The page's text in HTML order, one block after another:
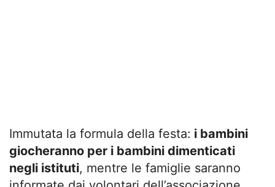
Immutata la formula della festa: i bambini
giocheranno per i bambini dimenticati
negli istituti, mentre le famiglie saranno